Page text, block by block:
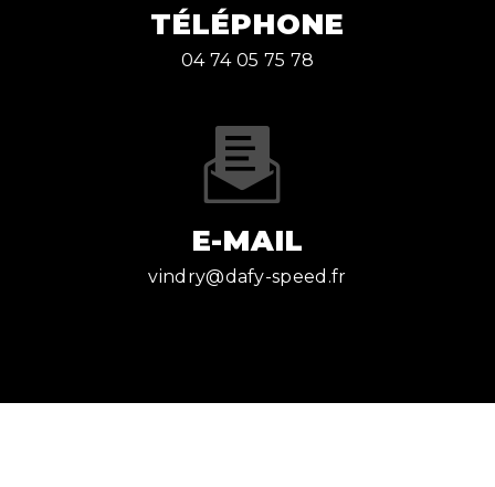
TÉLÉPHONE
04 74 05 75 78
E-MAIL
vindry@dafy-speed.fr